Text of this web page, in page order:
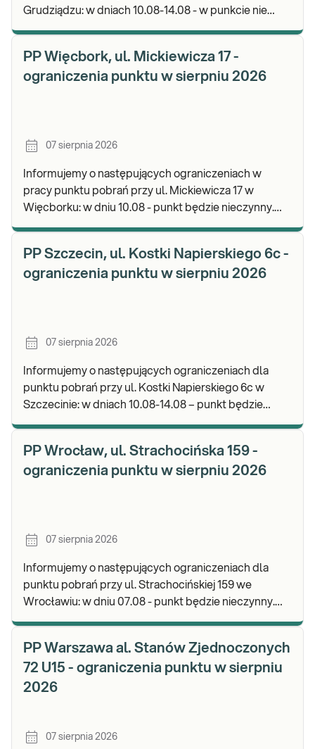
Grudziądzu: w dniach 10.08-14.08 - w punkcie nie
PP Więcbork, ul. Mickiewicza 17 -
ograniczenia punktu w sierpniu 2026
07 sierpnia 2026
Informujemy o następujących ograniczeniach w
pracy punktu pobrań przy ul. Mickiewicza 17 w
Więcborku: w dniu 10.08 - punkt będzie nieczynny.
PP Szczecin, ul. Kostki Napierskiego 6c -
ograniczenia punktu w sierpniu 2026
07 sierpnia 2026
Informujemy o następujących ograniczeniach dla
punktu pobrań przy ul. Kostki Napierskiego 6c w
Szczecinie: w dniach 10.08-14.08 – punkt będzie
PP Wrocław, ul. Strachocińska 159 -
ograniczenia punktu w sierpniu 2026
07 sierpnia 2026
Informujemy o następujących ograniczeniach dla
punktu pobrań przy ul. Strachocińskiej 159 we
Wrocławiu: w dniu 07.08 - punkt będzie nieczynny.
PP Warszawa al. Stanów Zjednoczonych
72 U15 - ograniczenia punktu w sierpniu
2026
07 sierpnia 2026